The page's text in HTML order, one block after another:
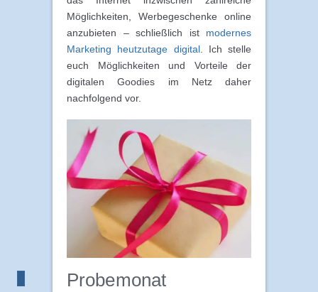
Möglichkeiten, Werbegeschenke online
anzubieten – schließlich ist modernes
Marketing heutzutage digital. Ich stelle
euch Möglichkeiten und Vorteile der
digitalen Goodies im Netz daher
nachfolgend vor.
Probemonat